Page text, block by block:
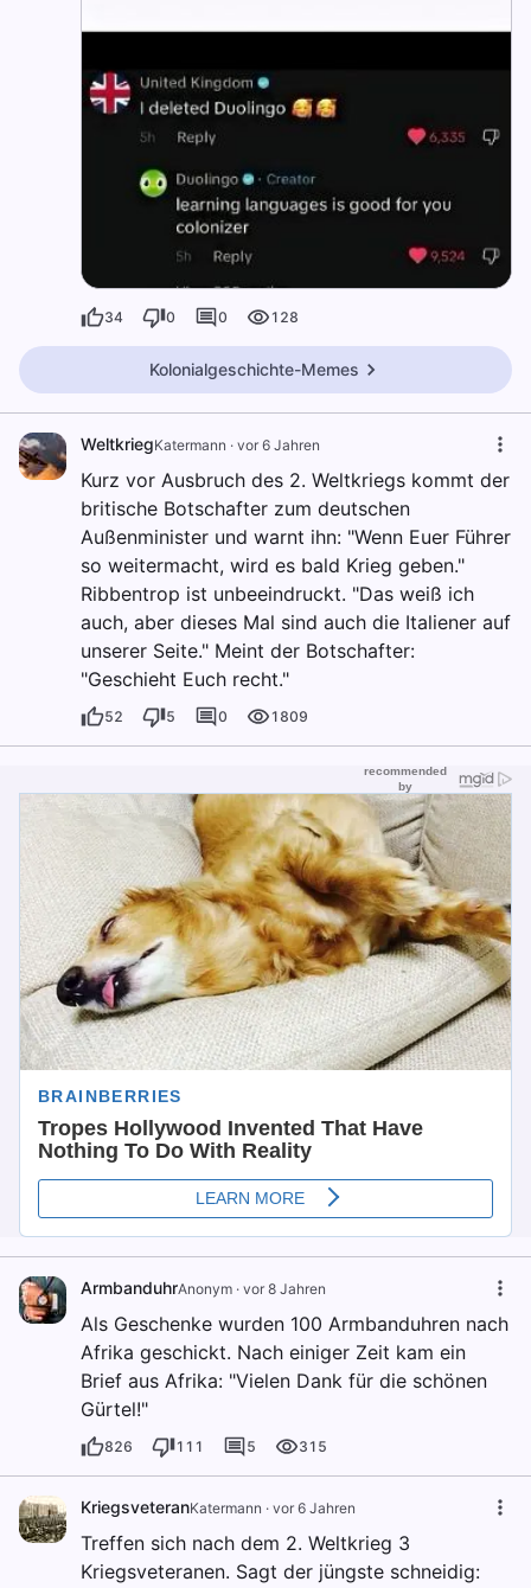
34 0 0 128
Kolonialgeschichte-Memes
WeltkriegKatermann · vor 6 Jahren
Kurz vor Ausbruch des 2. Weltkriegs kommt der
britische Botschafter zum deutschen
Außenminister und warnt ihn: "Wenn Euer Führer
so weitermacht, wird es bald Krieg geben."
Ribbentrop ist unbeeindruckt. "Das weiß ich
auch, aber dieses Mal sind auch die Italiener auf
unserer Seite." Meint der Botschafter:
"Geschieht Euch recht."
52 5 0 1809
ArmbanduhrAnonym · vor 8 Jahren
Als Geschenke wurden 100 Armbanduhren nach
Afrika geschickt. Nach einiger Zeit kam ein
Brief aus Afrika: "Vielen Dank für die schönen
Gürtel!"
826 111 5 315
KriegsveteranKatermann · vor 6 Jahren
Treffen sich nach dem 2. Weltkrieg 3
Kriegsveteranen. Sagt der jüngste schneidig: